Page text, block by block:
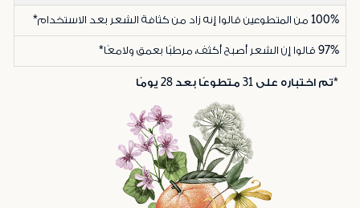
100% من المتطوعين قالوا إنه زاد من كثافة الشعر بعد الاستخدام*
97% قالوا إن الشعر أصبح أكثف، مرطبًا بعمق ولامعًا*
*تم اختباره على 31 متطوعًا بعد 28 يومًا